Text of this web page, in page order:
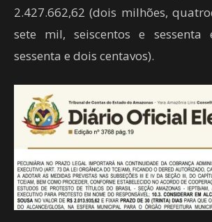
2.427.662,62 (dois milhões,
sete mil, seiscentos e
sessenta e dois centavos).